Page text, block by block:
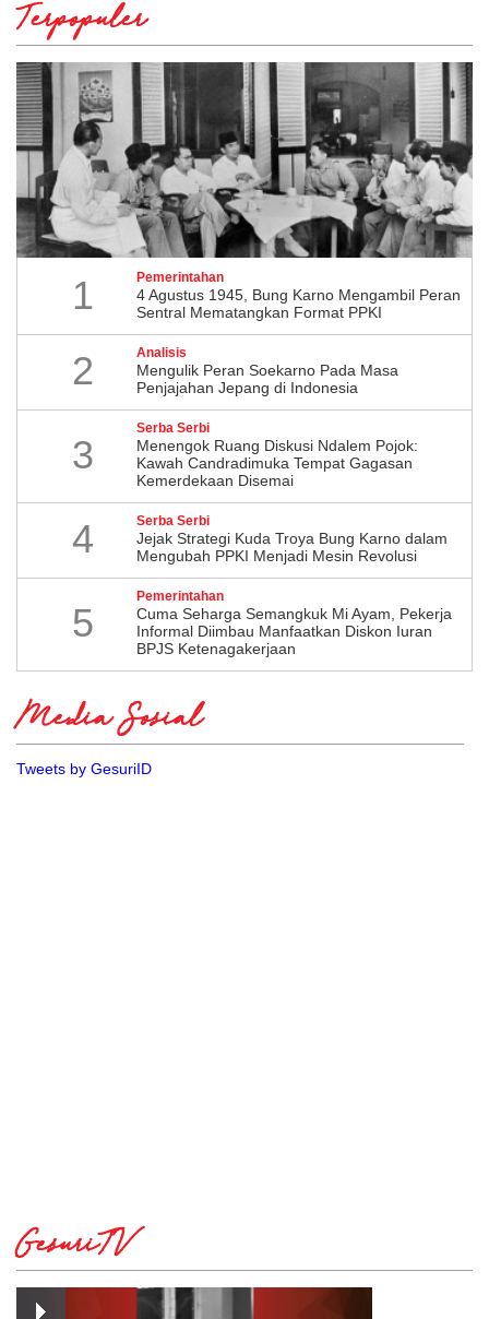
Terpopuler
1 Pemerintahan
4 Agustus 1945, Bung Karno Mengambil Peran
Sentral Mematangkan Format PPKI
2 Analisis
Mengulik Peran Soekarno Pada Masa
Penjajahan Jepang di Indonesia
3
Serba Serbi
Menengok Ruang Diskusi Ndalem Pojok:
Kawah Candradimuka Tempat Gagasan
Kemerdekaan Disemai
4 Serba Serbi
Jejak Strategi Kuda Troya Bung Karno dalam
Mengubah PPKI Menjadi Mesin Revolusi
5
Pemerintahan
Cuma Seharga Semangkuk Mi Ayam, Pekerja
Informal Diimbau Manfaatkan Diskon Iuran
BPJS Ketenagakerjaan
Media Sosial
Tweets by GesuriID
GesuriTV